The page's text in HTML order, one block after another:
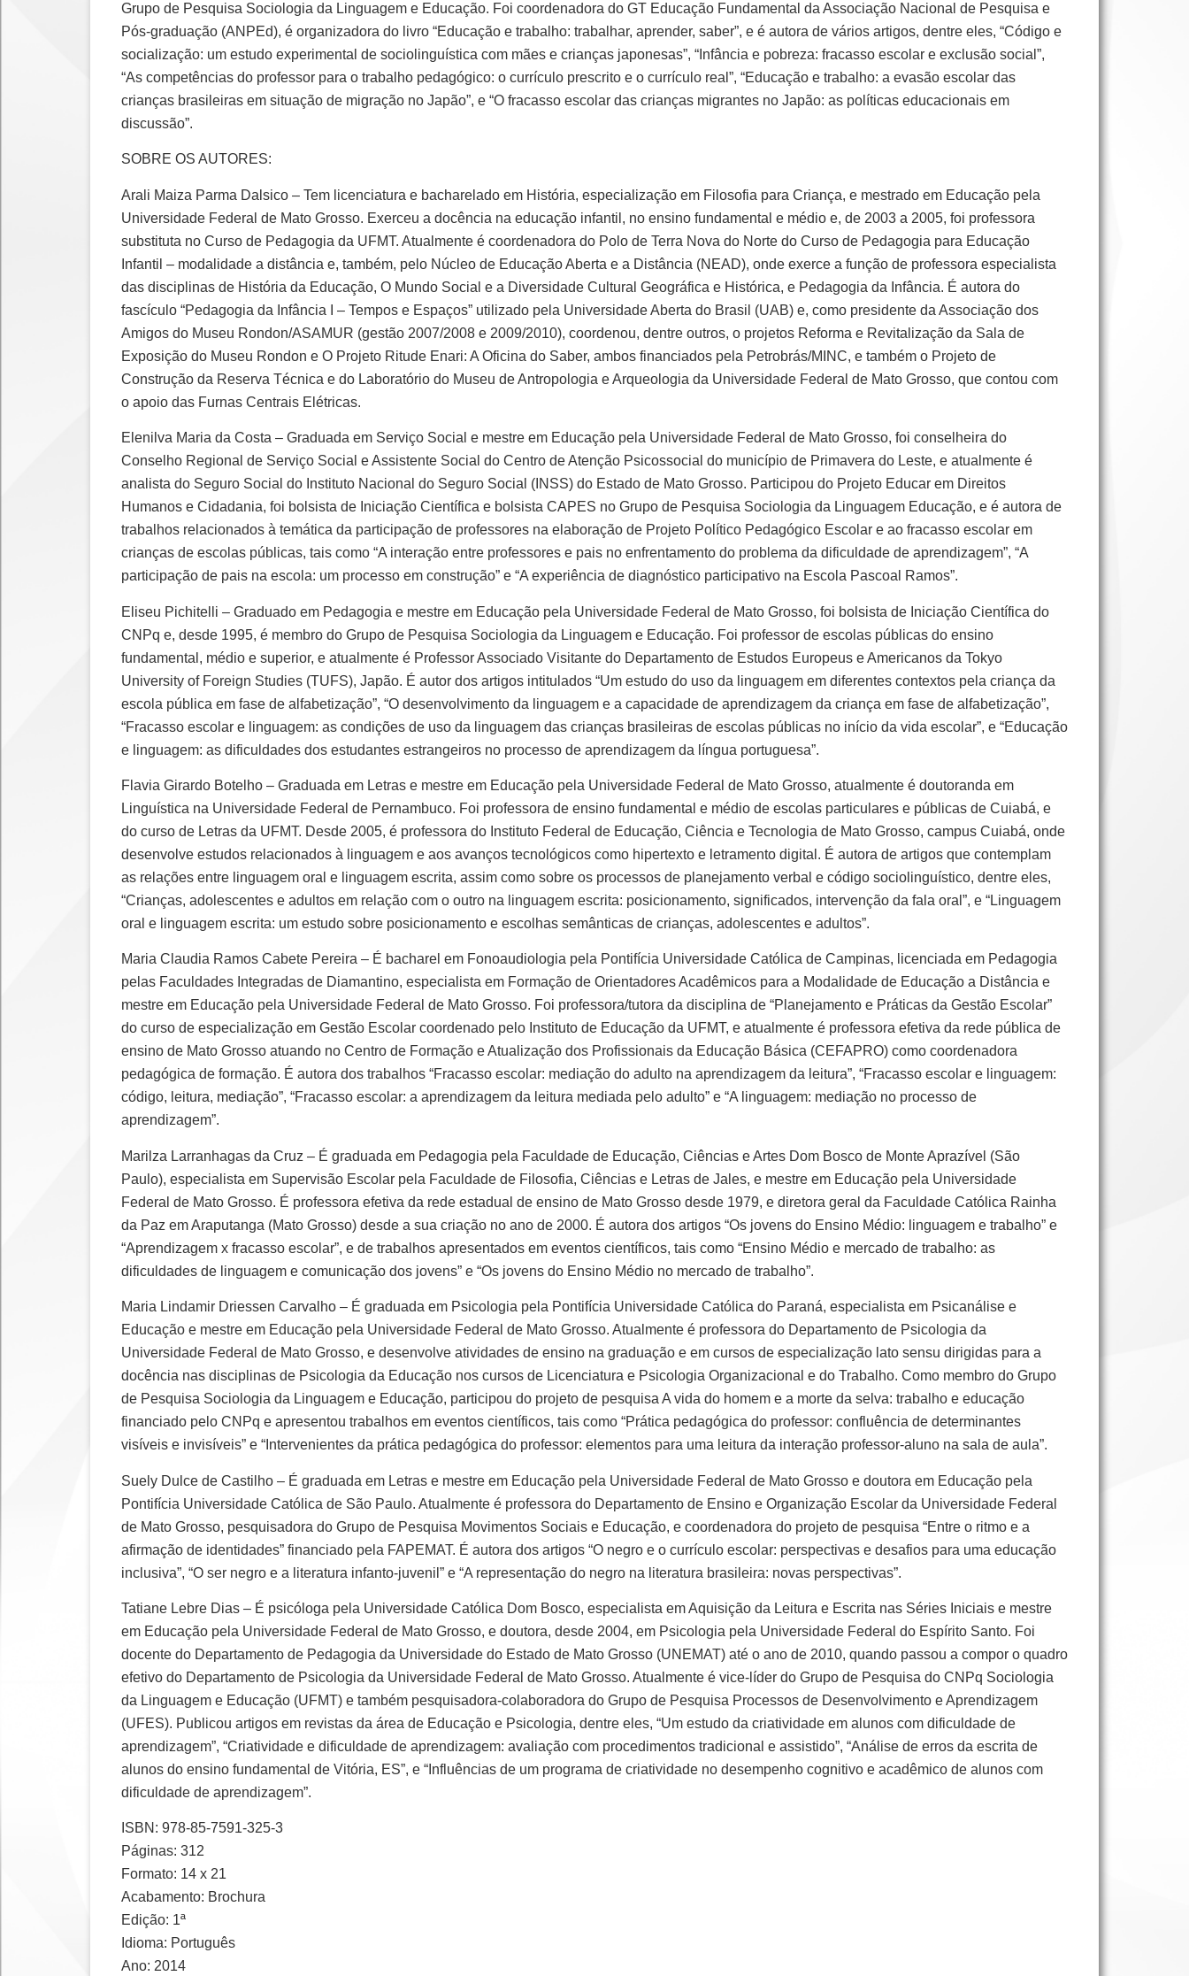
Grupo de Pesquisa Sociologia da Linguagem e Educação. Foi coordenadora do GT Educação Fundamental da Associação Nacional de Pesquisa e
Pós-graduação (ANPEd), é organizadora do livro “Educação e trabalho: trabalhar, aprender, saber”, e é autora de vários artigos, dentre eles, “Código e
socialização: um estudo experimental de sociolinguística com mães e crianças japonesas”, “Infância e pobreza: fracasso escolar e exclusão social”,
“As competências do professor para o trabalho pedagógico: o currículo prescrito e o currículo real”, “Educação e trabalho: a evasão escolar das
crianças brasileiras em situação de migração no Japão”, e “O fracasso escolar das crianças migrantes no Japão: as políticas educacionais em
discussão”.
SOBRE OS AUTORES:
Arali Maiza Parma Dalsico – Tem licenciatura e bacharelado em História, especialização em Filosofia para Criança, e mestrado em Educação pela
Universidade Federal de Mato Grosso. Exerceu a docência na educação infantil, no ensino fundamental e médio e, de 2003 a 2005, foi professora
substituta no Curso de Pedagogia da UFMT. Atualmente é coordenadora do Polo de Terra Nova do Norte do Curso de Pedagogia para Educação
Infantil – modalidade a distância e, também, pelo Núcleo de Educação Aberta e a Distância (NEAD), onde exerce a função de professora especialista
das disciplinas de História da Educação, O Mundo Social e a Diversidade Cultural Geográfica e Histórica, e Pedagogia da Infância. É autora do
fascículo “Pedagogia da Infância I – Tempos e Espaços” utilizado pela Universidade Aberta do Brasil (UAB) e, como presidente da Associação dos
Amigos do Museu Rondon/ASAMUR (gestão 2007/2008 e 2009/2010), coordenou, dentre outros, o projetos Reforma e Revitalização da Sala de
Exposição do Museu Rondon e O Projeto Ritude Enari: A Oficina do Saber, ambos financiados pela Petrobrás/MINC, e também o Projeto de
Construção da Reserva Técnica e do Laboratório do Museu de Antropologia e Arqueologia da Universidade Federal de Mato Grosso, que contou com
o apoio das Furnas Centrais Elétricas.
Elenilva Maria da Costa – Graduada em Serviço Social e mestre em Educação pela Universidade Federal de Mato Grosso, foi conselheira do
Conselho Regional de Serviço Social e Assistente Social do Centro de Atenção Psicossocial do município de Primavera do Leste, e atualmente é
analista do Seguro Social do Instituto Nacional do Seguro Social (INSS) do Estado de Mato Grosso. Participou do Projeto Educar em Direitos
Humanos e Cidadania, foi bolsista de Iniciação Científica e bolsista CAPES no Grupo de Pesquisa Sociologia da Linguagem Educação, e é autora de
trabalhos relacionados à temática da participação de professores na elaboração de Projeto Político Pedagógico Escolar e ao fracasso escolar em
crianças de escolas públicas, tais como “A interação entre professores e pais no enfrentamento do problema da dificuldade de aprendizagem”, “A
participação de pais na escola: um processo em construção” e “A experiência de diagnóstico participativo na Escola Pascoal Ramos”.
Eliseu Pichitelli – Graduado em Pedagogia e mestre em Educação pela Universidade Federal de Mato Grosso, foi bolsista de Iniciação Científica do
CNPq e, desde 1995, é membro do Grupo de Pesquisa Sociologia da Linguagem e Educação. Foi professor de escolas públicas do ensino
fundamental, médio e superior, e atualmente é Professor Associado Visitante do Departamento de Estudos Europeus e Americanos da Tokyo
University of Foreign Studies (TUFS), Japão. É autor dos artigos intitulados “Um estudo do uso da linguagem em diferentes contextos pela criança da
escola pública em fase de alfabetização”, “O desenvolvimento da linguagem e a capacidade de aprendizagem da criança em fase de alfabetização”,
“Fracasso escolar e linguagem: as condições de uso da linguagem das crianças brasileiras de escolas públicas no início da vida escolar”, e “Educação
e linguagem: as dificuldades dos estudantes estrangeiros no processo de aprendizagem da língua portuguesa”.
Flavia Girardo Botelho – Graduada em Letras e mestre em Educação pela Universidade Federal de Mato Grosso, atualmente é doutoranda em
Linguística na Universidade Federal de Pernambuco. Foi professora de ensino fundamental e médio de escolas particulares e públicas de Cuiabá, e
do curso de Letras da UFMT. Desde 2005, é professora do Instituto Federal de Educação, Ciência e Tecnologia de Mato Grosso, campus Cuiabá, onde
desenvolve estudos relacionados à linguagem e aos avanços tecnológicos como hipertexto e letramento digital. É autora de artigos que contemplam
as relações entre linguagem oral e linguagem escrita, assim como sobre os processos de planejamento verbal e código sociolinguístico, dentre eles,
“Crianças, adolescentes e adultos em relação com o outro na linguagem escrita: posicionamento, significados, intervenção da fala oral”, e “Linguagem
oral e linguagem escrita: um estudo sobre posicionamento e escolhas semânticas de crianças, adolescentes e adultos”.
Maria Claudia Ramos Cabete Pereira – É bacharel em Fonoaudiologia pela Pontifícia Universidade Católica de Campinas, licenciada em Pedagogia
pelas Faculdades Integradas de Diamantino, especialista em Formação de Orientadores Acadêmicos para a Modalidade de Educação a Distância e
mestre em Educação pela Universidade Federal de Mato Grosso. Foi professora/tutora da disciplina de “Planejamento e Práticas da Gestão Escolar”
do curso de especialização em Gestão Escolar coordenado pelo Instituto de Educação da UFMT, e atualmente é professora efetiva da rede pública de
ensino de Mato Grosso atuando no Centro de Formação e Atualização dos Profissionais da Educação Básica (CEFAPRO) como coordenadora
pedagógica de formação. É autora dos trabalhos “Fracasso escolar: mediação do adulto na aprendizagem da leitura”, “Fracasso escolar e linguagem:
código, leitura, mediação”, “Fracasso escolar: a aprendizagem da leitura mediada pelo adulto” e “A linguagem: mediação no processo de
aprendizagem”.
Marilza Larranhagas da Cruz – É graduada em Pedagogia pela Faculdade de Educação, Ciências e Artes Dom Bosco de Monte Aprazível (São
Paulo), especialista em Supervisão Escolar pela Faculdade de Filosofia, Ciências e Letras de Jales, e mestre em Educação pela Universidade
Federal de Mato Grosso. É professora efetiva da rede estadual de ensino de Mato Grosso desde 1979, e diretora geral da Faculdade Católica Rainha
da Paz em Araputanga (Mato Grosso) desde a sua criação no ano de 2000. É autora dos artigos “Os jovens do Ensino Médio: linguagem e trabalho” e
“Aprendizagem x fracasso escolar”, e de trabalhos apresentados em eventos científicos, tais como “Ensino Médio e mercado de trabalho: as
dificuldades de linguagem e comunicação dos jovens” e “Os jovens do Ensino Médio no mercado de trabalho”.
Maria Lindamir Driessen Carvalho – É graduada em Psicologia pela Pontifícia Universidade Católica do Paraná, especialista em Psicanálise e
Educação e mestre em Educação pela Universidade Federal de Mato Grosso. Atualmente é professora do Departamento de Psicologia da
Universidade Federal de Mato Grosso, e desenvolve atividades de ensino na graduação e em cursos de especialização lato sensu dirigidas para a
docência nas disciplinas de Psicologia da Educação nos cursos de Licenciatura e Psicologia Organizacional e do Trabalho. Como membro do Grupo
de Pesquisa Sociologia da Linguagem e Educação, participou do projeto de pesquisa A vida do homem e a morte da selva: trabalho e educação
financiado pelo CNPq e apresentou trabalhos em eventos científicos, tais como “Prática pedagógica do professor: confluência de determinantes
visíveis e invisíveis” e “Intervenientes da prática pedagógica do professor: elementos para uma leitura da interação professor-aluno na sala de aula”.
Suely Dulce de Castilho – É graduada em Letras e mestre em Educação pela Universidade Federal de Mato Grosso e doutora em Educação pela
Pontifícia Universidade Católica de São Paulo. Atualmente é professora do Departamento de Ensino e Organização Escolar da Universidade Federal
de Mato Grosso, pesquisadora do Grupo de Pesquisa Movimentos Sociais e Educação, e coordenadora do projeto de pesquisa “Entre o ritmo e a
afirmação de identidades” financiado pela FAPEMAT. É autora dos artigos “O negro e o currículo escolar: perspectivas e desafios para uma educação
inclusiva”, “O ser negro e a literatura infanto-juvenil” e “A representação do negro na literatura brasileira: novas perspectivas”.
Tatiane Lebre Dias – É psicóloga pela Universidade Católica Dom Bosco, especialista em Aquisição da Leitura e Escrita nas Séries Iniciais e mestre
em Educação pela Universidade Federal de Mato Grosso, e doutora, desde 2004, em Psicologia pela Universidade Federal do Espírito Santo. Foi
docente do Departamento de Pedagogia da Universidade do Estado de Mato Grosso (UNEMAT) até o ano de 2010, quando passou a compor o quadro
efetivo do Departamento de Psicologia da Universidade Federal de Mato Grosso. Atualmente é vice-líder do Grupo de Pesquisa do CNPq Sociologia
da Linguagem e Educação (UFMT) e também pesquisadora-colaboradora do Grupo de Pesquisa Processos de Desenvolvimento e Aprendizagem
(UFES). Publicou artigos em revistas da área de Educação e Psicologia, dentre eles, “Um estudo da criatividade em alunos com dificuldade de
aprendizagem”, “Criatividade e dificuldade de aprendizagem: avaliação com procedimentos tradicional e assistido”, “Análise de erros da escrita de
alunos do ensino fundamental de Vitória, ES”, e “Influências de um programa de criatividade no desempenho cognitivo e acadêmico de alunos com
dificuldade de aprendizagem”.
ISBN: 978-85-7591-325-3
Páginas: 312
Formato: 14 x 21
Acabamento: Brochura
Edição: 1ª
Idioma: Português
Ano: 2014